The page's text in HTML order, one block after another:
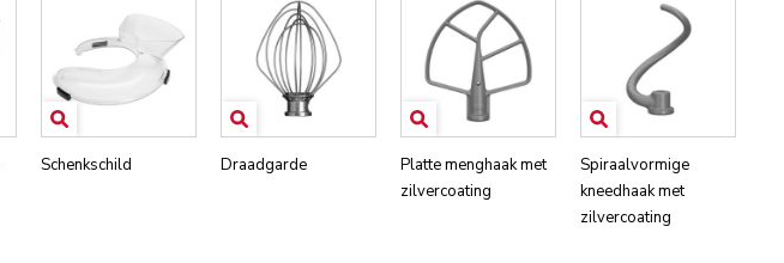
Schenkschild Draadgarde
Platte menghaak met
zilvercoating
Spiraalvormige
kneedhaak met
zilvercoating